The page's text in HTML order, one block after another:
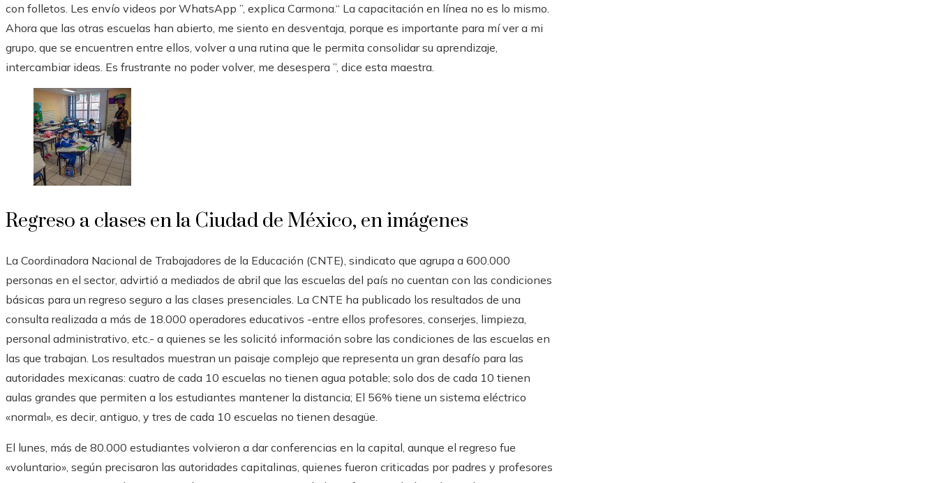
con folletos. Les envío videos por WhatsApp ”, explica Carmona.“ La capacitación en línea no es lo mismo.
Ahora que las otras escuelas han abierto, me siento en desventaja, porque es importante para mí ver a mi
grupo, que se encuentren entre ellos, volver a una rutina que le permita consolidar su aprendizaje,
intercambiar ideas. Es frustrante no poder volver, me desespera ”, dice esta maestra.
Regreso a clases en la Ciudad de México, en imágenes
La Coordinadora Nacional de Trabajadores de la Educación (CNTE), sindicato que agrupa a 600.000
personas en el sector, advirtió a mediados de abril que las escuelas del país no cuentan con las condiciones
básicas para un regreso seguro a las clases presenciales. La CNTE ha publicado los resultados de una
consulta realizada a más de 18.000 operadores educativos -entre ellos profesores, conserjes, limpieza,
personal administrativo, etc.- a quienes se les solicitó información sobre las condiciones de las escuelas en
las que trabajan. Los resultados muestran un paisaje complejo que representa un gran desafío para las
autoridades mexicanas: cuatro de cada 10 escuelas no tienen agua potable; solo dos de cada 10 tienen
aulas grandes que permiten a los estudiantes mantener la distancia; El 56% tiene un sistema eléctrico
«normal», es decir, antiguo, y tres de cada 10 escuelas no tienen desagüe.
El lunes, más de 80.000 estudiantes volvieron a dar conferencias en la capital, aunque el regreso fue
«voluntario», según precisaron las autoridades capitalinas, quienes fueron criticadas por padres y profesores